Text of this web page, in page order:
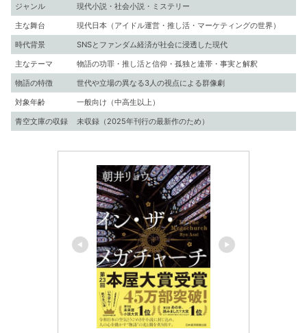
ジャンル
現代小説・社会小説・ミステリー
主な舞台
現代日本（アイドル運営・推し活・マーケティングの世界）
時代背景
SNSとファンダム経済が社会に浸透した現代
主なテーマ
物語の功罪・推し活と信仰・孤独と連帯・事実と解釈
物語の特徴
世代や立場の異なる3人の視点による群像劇
対象年齢
一般向け（中高生以上）
青空文庫の収録
未収録（2025年刊行の最新作のため）